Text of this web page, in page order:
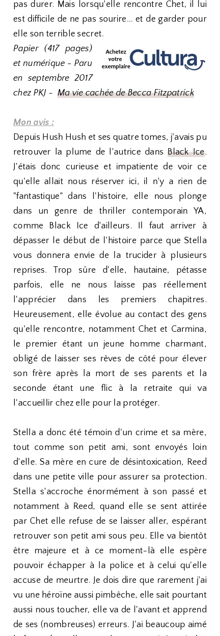
pas durer. Mais lorsqu'elle rencontre Chet, il lui
est difficile de ne pas sourire... et de garder pour
elle son terrible secret.
Papier (417 pages)
et numérique - Paru
en septembre 2017
chez PKJ - Ma vie cachée de Becca Fitzpatrick
Mon avis :
Depuis Hush Hush et ses quatre tomes, j'avais pu
retrouver la plume de l'autrice dansBlack Ice.
J'étais donc curieuse et impatiente de voir ce
qu'elle allait nous réserver ici, il n'y a rien de
"fantastique" dans l'histoire, elle nous plonge
dans un genre de thriller contemporain YA,
comme Black Ice d'ailleurs. Il faut arriver à
dépasser le début de l'histoire parce que Stella
vous donnera envie de la trucider à plusieurs
reprises. Trop sûre d'elle, hautaine, pétasse
parfois, elle ne nous laisse pas réellement
l'apprécier dans les premiers chapitres.
Heureusement, elle évolue au contact des gens
qu'elle rencontre, notamment Chet et Carmina,
le premier étant un jeune homme charmant,
obligé de laisser ses rêves de côté pour élever
son frère après la mort de ses parents et la
seconde étant une flic à la retraite qui va
l'accueillir chez elle pour la protéger.
Stella a donc été témoin d'un crime et sa mère,
tout comme son petit ami, sont envoyés loin
d'elle. Sa mère en cure de désintoxication, Reed
dans une petite ville pour assurer sa protection.
Stella s'accroche énormément à son passé et
notamment à Reed, quand elle se sent attirée
par Chet elle refuse de se laisser aller, espérant
retrouver son petit ami sous peu. Elle va bientôt
être majeure et à ce moment-là elle espère
pouvoir échapper à la police et à celui qu'elle
accuse de meurtre. Je dois dire que rarement j'ai
vu une héroïne aussi pimbêche, elle sait pourtant
aussi nous toucher, elle va de l'avant et apprend
de ses (nombreuses) erreurs. J'ai beaucoup aimé